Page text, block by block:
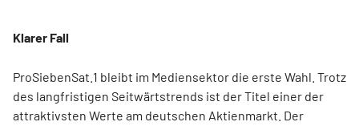
Klarer Fall
ProSiebenSat.1 bleibt im Mediensektor die erste Wahl. Trotz
des langfristigen Seitwärtstrends ist der Titel einer der
attraktivsten Werte am deutschen Aktienmarkt. Der